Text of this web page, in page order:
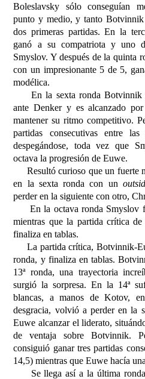
Boleslavsky sólo conseguían
punto y medio, y tanto Botvinnik
dos primeras partidas. En la
ganó a su compatriota y uno
Smyslov. Y después de la quinta
con un impresionante 5 de 5,
modélica.
En la sexta ronda Botvinnik
ante Denker y es alcanzado
mantener su ritmo competitivo.
partidas consecutivas entre
despegándose, toda vez que
octava la progresión de Euwe.
Resultó curioso que un fuerte
en la sexta ronda con un
perder en la siguiente con otro,
En la octava ronda Smyslov
mientras que la partida crítica
finaliza en tablas.
La partida crítica, Botvinnik-
ronda, y finaliza en tablas.
13ª ronda, una trayectoria
surgió la sorpresa. En la 14ª
blancas, a manos de Kotov,
desgracia, volvió a perder en la
Euwe alcanzar el liderato,
de ventaja sobre Botvinnik.
consiguió ganar tres partidas
14,5) mientras que Euwe hacía
Se llega así a la última